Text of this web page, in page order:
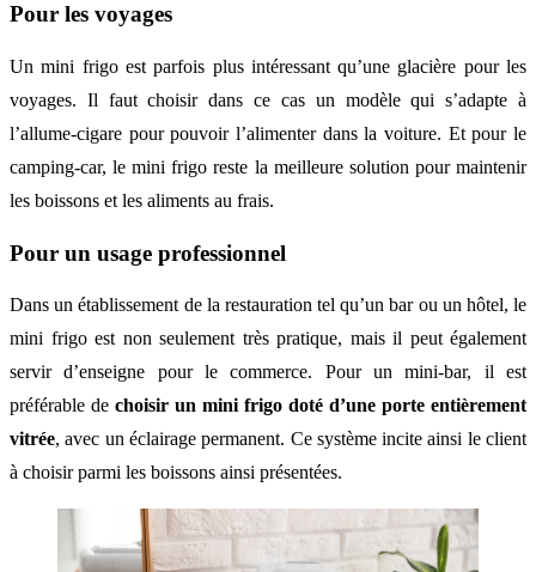
Pour les voyages
Un mini frigo est parfois plus intéressant qu’une glacière pour les
voyages. Il faut choisir dans ce cas un modèle qui s’adapte à
l’allume-cigare pour pouvoir l’alimenter dans la voiture. Et pour le
camping-car, le mini frigo reste la meilleure solution pour maintenir
les boissons et les aliments au frais.
Pour un usage professionnel
Dans un établissement de la restauration tel qu’un bar ou un hôtel, le
mini frigo est non seulement très pratique, mais il peut également
servir d’enseigne pour le commerce. Pour un mini-bar, il est
préférable de choisir un mini frigo doté d’une porte entièrement
vitrée, avec un éclairage permanent. Ce système incite ainsi le client
à choisir parmi les boissons ainsi présentées.